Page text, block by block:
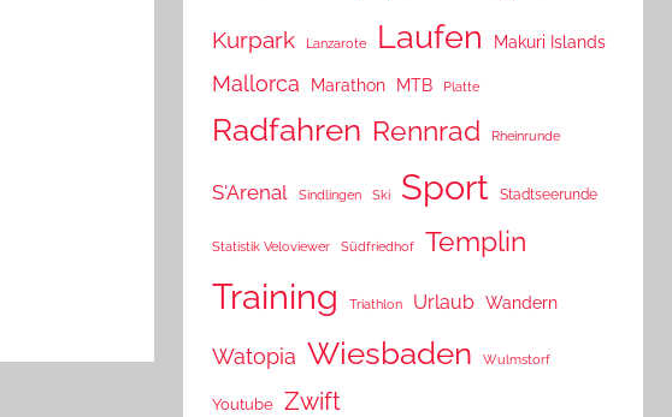
Kurpark Lanzarote Laufen Makuri Islands
Mallorca Marathon MTB Platte
Radfahren Rennrad Rheinrunde
S'Arenal Sindlingen Ski Sport Stadtseerunde
Statistik Veloviewer Südfriedhof Templin
Training Triathlon Urlaub Wandern
Watopia Wiesbaden Wulmstorf
Youtube Zwift